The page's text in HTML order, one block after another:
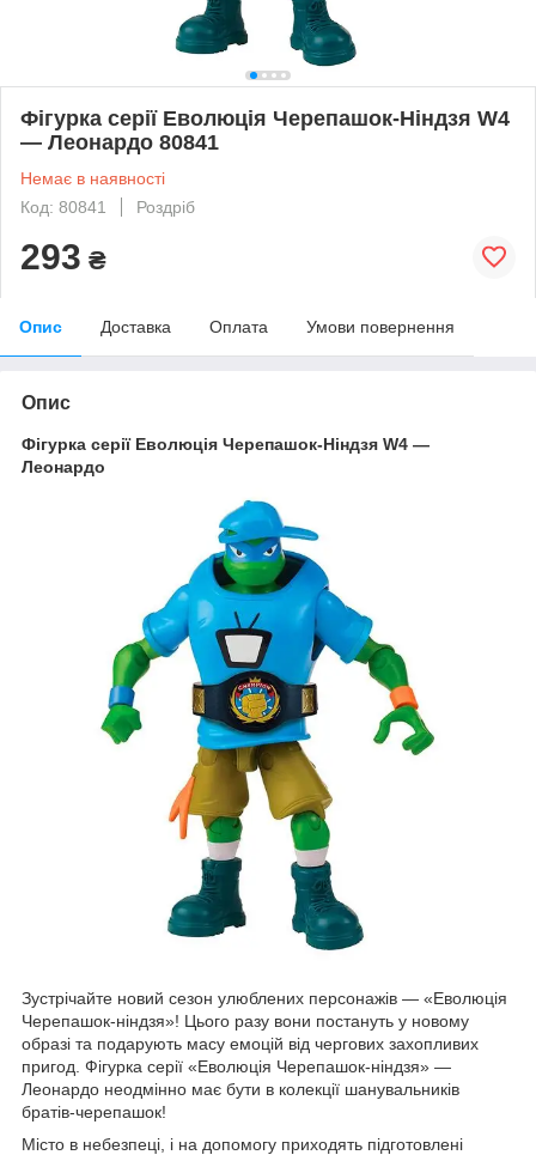
Фігурка серії Еволюція Черепашок-Ніндзя W4
— Леонардо 80841
Немає в наявності
Код: 80841
Роздріб
293 ₴
Опис Доставка Оплата Умови повернення
Опис
Фігурка серії Еволюція Черепашок-Ніндзя W4 —
Леонардо
Зустрічайте новий сезон улюблених персонажів — «Еволюція
Черепашок-ніндзя»! Цього разу вони постануть у новому
образі та подарують масу емоцій від чергових захопливих
пригод. Фігурка серії «Еволюція Черепашок-ніндзя» —
Леонардо неодмінно має бути в колекції шанувальників
братів-черепашок!
Місто в небезпеці, і на допомогу приходять підготовлені